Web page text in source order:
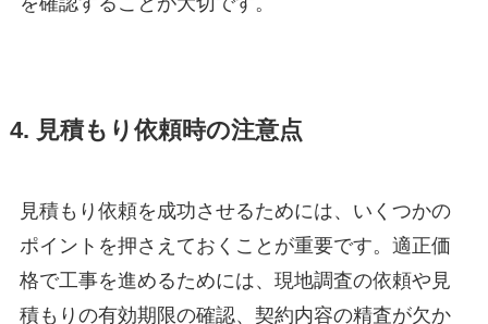
4. 見積もり依頼時の注意点
見積もり依頼を成功させるためには、いくつかの
ポイントを押さえておくことが重要です。適正価
格で工事を進めるためには、現地調査の依頼や見
積もりの有効期限の確認、契約内容の精査が欠か